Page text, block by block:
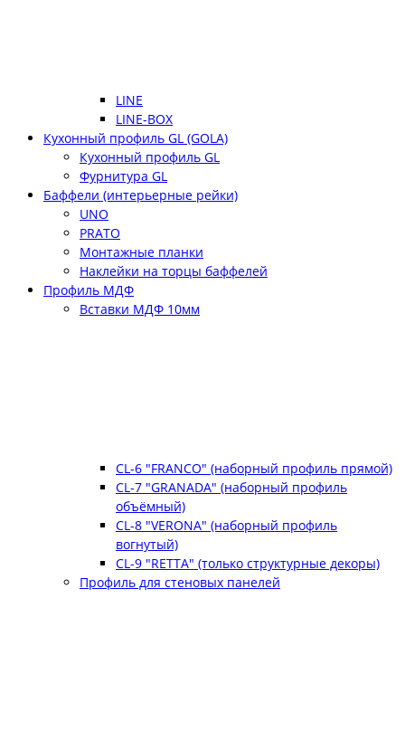
LINE
LINE-BOX
Кухонный профиль GL (GOLA)
Кухонный профиль GL
Фурнитура GL
Баффели (интерьерные рейки)
UNO
PRATO
Монтажные планки
Наклейки на торцы баффелей
Профиль МДФ
Вставки МДФ 10мм
CL-6 "FRANCO" (наборный профиль прямой)
CL-7 "GRANADA" (наборный профиль
объёмный)
CL-8 "VERONA" (наборный профиль
вогнутый)
CL-9 "RETTA" (только структурные декоры)
Профиль для стеновых панелей